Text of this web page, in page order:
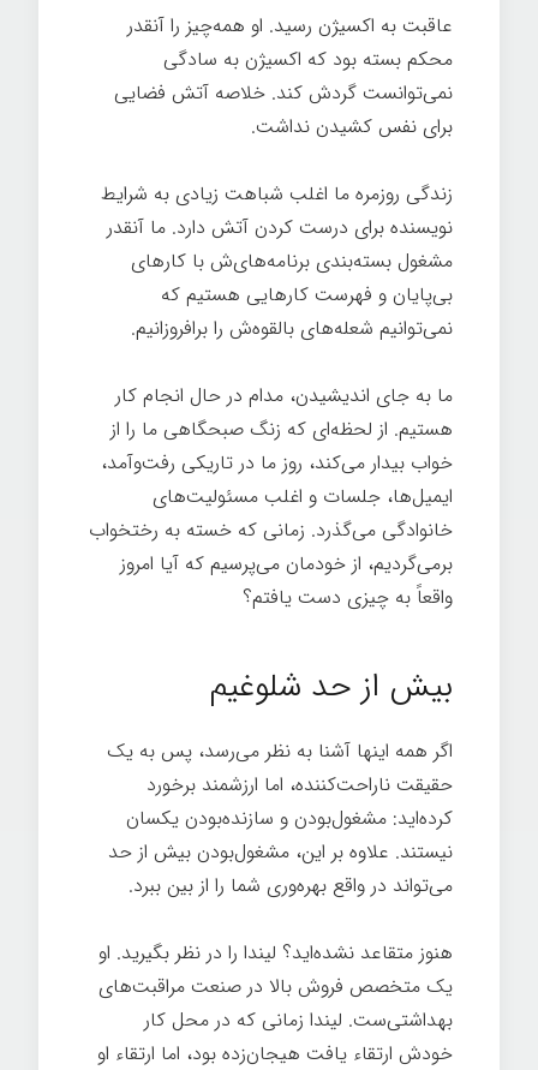
عاقبت به اکسیژن رسید. او همه‌چیز را آنقدر
محکم بسته بود که اکسیژن به سادگی
نمی‌توانست گردش کند. خلاصه آتش فضایی
برای نفس کشیدن نداشت.
زندگی روزمره ما اغلب شباهت زیادی به شرایط
نویسنده برای درست کردن آتش دارد. ما آنقدر
مشغول بسته‌بندی برنامه‌های‌ش با کارهای
بی‌پایان و فهرست کارهایی هستیم که
نمی‌توانیم شعله‌های بالقوه‌ش را برافروزانیم.
ما به جای اندیشیدن، مدام در حال انجام کار
هستیم. از لحظه‌ای که زنگ صبحگاهی ما را از
خواب بیدار می‌کند، روز ما در تاریکی رفت‌وآمد،
ایمیل‌ها، جلسات و اغلب مسئولیت‌های
خانوادگی می‌گذرد. زمانی که خسته به رختخواب
برمی‌گردیم، از خودمان می‌پرسیم که آیا امروز
واقعاً به چیزی دست یافتم؟
بیش از حد شلوغیم
اگر همه اینها آشنا به نظر می‌رسد، پس به یک
حقیقت ناراحت‌کننده، اما ارزشمند برخورد
کرده‌اید: مشغول‌بودن و سازنده‌بودن یکسان
نیستند. علاوه بر این، مشغول‌بودن بیش از حد
می‌تواند در واقع بهره‌وری شما را از بین ببرد.
هنوز متقاعد نشده‌اید؟ لیندا را در نظر بگیرید. او
یک متخصص فروش بالا در صنعت مراقبت‌های
بهداشتی‌ست. لیندا زمانی که در محل کار
خودش ارتقاء یافت هیجان‌زده بود، اما ارتقاء او